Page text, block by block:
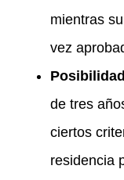
mientras
vez
de tres
ciertos
residencia